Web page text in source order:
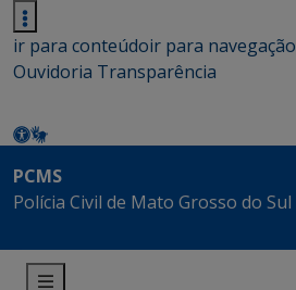
ir para conteúdoir para navegação
Ouvidoria Transparência
PCMS
Polícia Civil de Mato Grosso do Sul